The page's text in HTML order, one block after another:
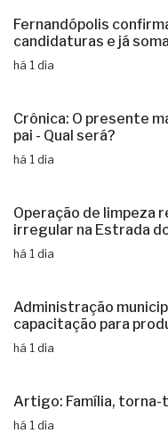
Fernandópolis
candidaturas e já
há 1 dia
Crônica: O presente
pai - Qual será?
há 1 dia
Operação de limpeza
irregular na Estrada
há 1 dia
Administração
capacitação para
há 1 dia
Artigo: Família, torna-
há 1 dia